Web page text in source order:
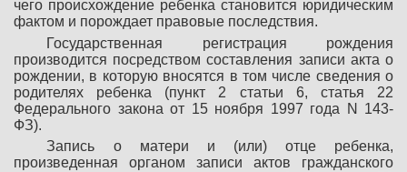
чего происхождение ребенка становится юридическим
фактом и порождает правовые последствия.
Государственная регистрация рождения
производится посредством составления записи акта о
рождении, в которую вносятся в том числе сведения о
родителях ребенка (пункт 2 статьи 6, статья 22
Федерального закона от 15 ноября 1997 года N 143-
ФЗ).
Запись о матери и (или) отце ребенка,
произведенная органом записи актов гражданского